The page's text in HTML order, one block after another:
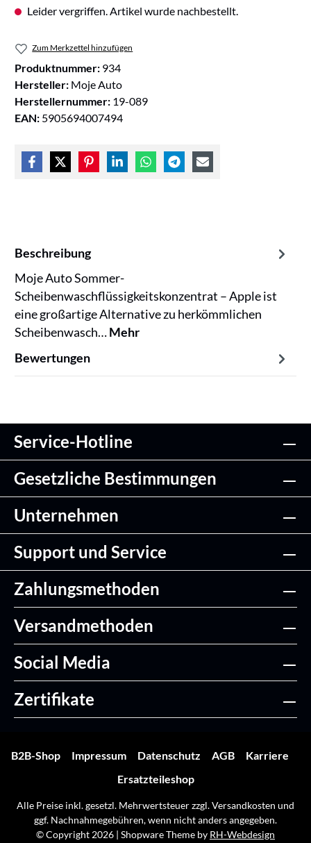
Leider vergriffen. Artikel wurde nachbestellt.
Zum Merkzettel hinzufügen
Produktnummer: 934
Hersteller: Moje Auto
Herstellernummer: 19-089
EAN: 5905694007494
Beschreibung
Moje Auto Sommer-
Scheibenwaschflüssigkeitskonzentrat – Apple ist
eine großartige Alternative zu herkömmlichen
Scheibenwasch…Mehr
Bewertungen
Service-Hotline
Gesetzliche Bestimmungen
Unternehmen
Support und Service
Zahlungsmethoden
Versandmethoden
Social Media
Zertifikate
B2B-Shop Impressum Datenschutz AGB
Karriere
Ersatzteileshop
Alle Preise inkl. gesetzl. Mehrwertsteuer zzgl.Versandkosten und
ggf. Nachnahmegebühren, wenn nicht anders angegeben.
© Copyright 2026 | Shopware Theme by RH-Webdesign